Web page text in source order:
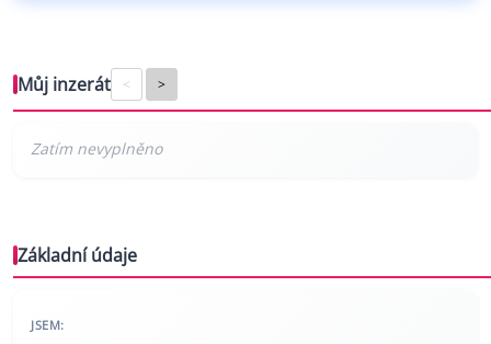
Můj inzerát < >
Základní údaje
JSEM: